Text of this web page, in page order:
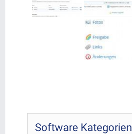
Software Kategorien